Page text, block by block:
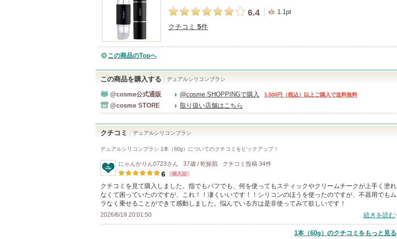
6.4
1.1pt
クチコミ 5件
この商品のTopへ
この商品を購入する デュアルシリコンブラシ
@cosme公式通販 @cosme SHOPPINGで購入 1,500円（税込）以上ご購入で送料無料
@cosme STORE 取り扱い店舗はこちら
クチコミ デュアルシリコンブラシ
デュアルシリコンブラシ 1本（60g） についてのクチコミをピックアップ！
にゃんかりん0723さん 37歳 / 乾燥肌 クチコミ投稿 34件
6 購入品
クチコミを見て購入しました。指でもパフでも、何を使ってもスティックやクリームチークが上手く塗れ
なくて困っていたのですが、これ！！凄くいいです！！シリコンのほうを使ったのですが、不器用でもム
ラなく乗せることができて感動しました。悩んでいる方は是非使ってみて欲しいです！
2026/6/19 20:01:50 続きを読む
1本（60g）のクチコミをもっと見る